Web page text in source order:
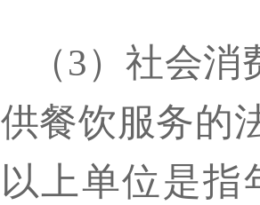
（3）社会消
供餐饮服务的
以上单位是指